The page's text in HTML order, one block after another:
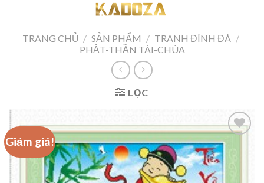
contentTRANG CHỦ / SẢN PHẨM / TRANH ĐÍNH ĐÁ /
PHẬT-THẦN TÀI-CHÚA
LỌC
Giảm giá!
Add to
wishlist